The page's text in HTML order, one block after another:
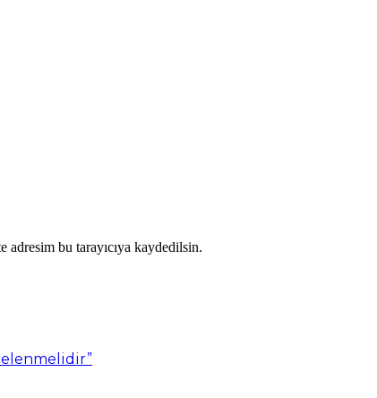
adresim bu tarayıcıya kaydedilsin.